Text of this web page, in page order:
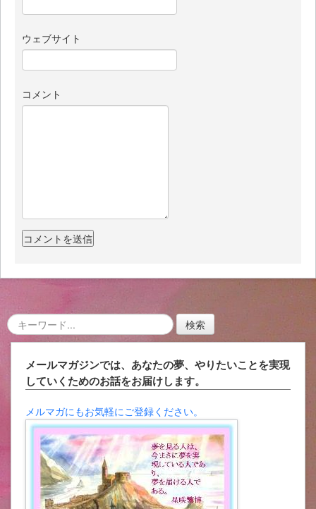
ウェブサイト
コメント
メールマガジンでは、あなたの夢、やりたいことを実現
していくためのお話をお届けします。
メルマガにもお気軽にご登録ください。